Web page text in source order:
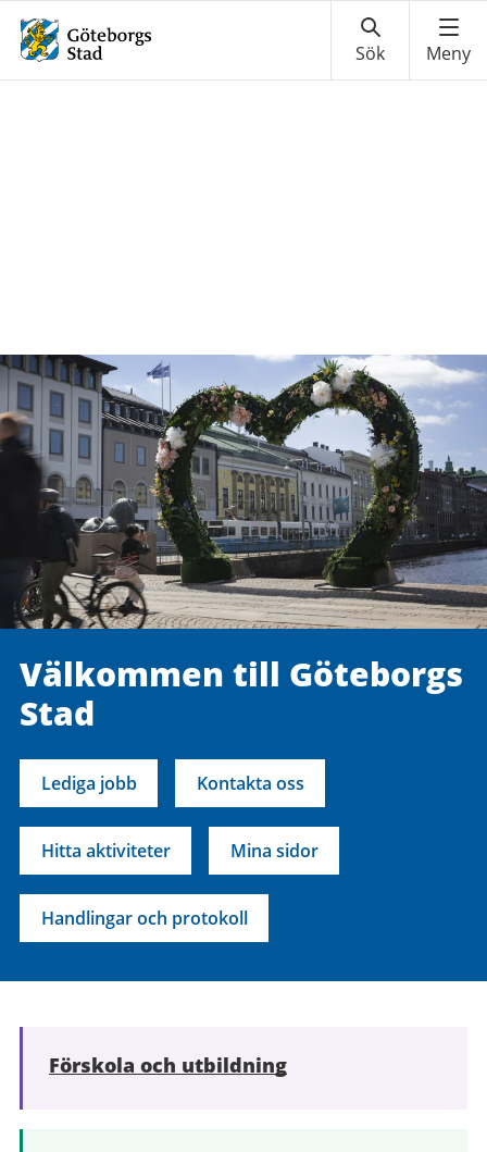
Välkommen till Göteborgs
Stad
Lediga jobb Kontakta oss
Hitta aktiviteter Mina sidor
Handlingar och protokoll
Förskola och utbildning